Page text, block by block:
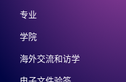
专业
学院
海外交流和访学